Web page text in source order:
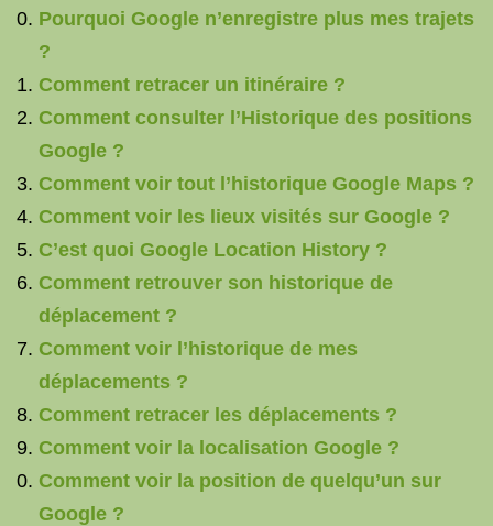
Pourquoi Google n’enregistre plus mes trajets
?
Comment retracer un itinéraire ?
Comment consulter l’Historique des positions
Google ?
Comment voir tout l’historique Google Maps ?
Comment voir les lieux visités sur Google ?
C’est quoi Google Location History ?
Comment retrouver son historique de
déplacement ?
Comment voir l’historique de mes
déplacements ?
Comment retracer les déplacements ?
Comment voir la localisation Google ?
Comment voir la position de quelqu’un sur
Google ?